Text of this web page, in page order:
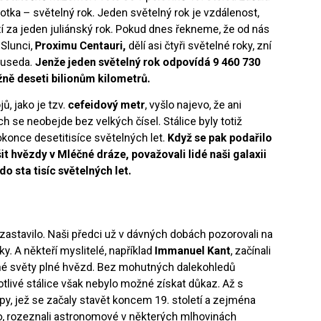
– světelný rok. Jeden světelný rok je vzdálenost,
za jeden juliánský rok. Pokud dnes řekneme, že od nás
Proximu Centauri, dělí asi čtyři světelné roky, zní
Jenže jeden světelný rok odpovídá 9 460 730
deseti bilionům kilometrů.
jako je tzv. cefeidový metr, vyšlo najevo, že ani
se neobejde bez velkých čísel. Stálice byly totiž
desetitisíce světelných let. Když se pak podařilo
hvězdy v Mléčné dráze, považovali lidé naši galaxii
sta tisíc světelných let.
Naši předci už v dávných dobách pozorovali na
A někteří myslitelé, například Immanuel Kant, začínali
světy plné hvězd. Bez mohutných dalekohledů
stálice však nebylo možné získat důkaz. Až s
jež se začaly stavět koncem 19. století a zejména
rozeznali astronomové v některých mlhovinách